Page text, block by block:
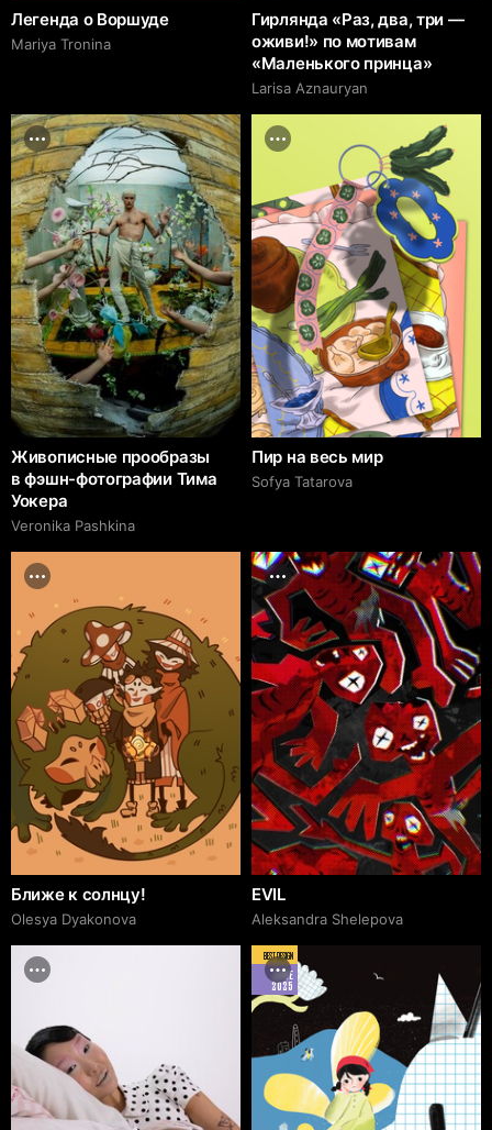
Легенда о Воршуде
Mariya Tronina
Гирлянда «Раз, два, три —
оживи!» по мотивам
«Маленького принца»
Larisa Aznauryan
Живописные прообразы
в фэшн-фотографии Тима
Уокера
Veronika Pashkina
Пир на весь мир
Sofya Tatarova
Ближе к солнцу!
Olesya Dyakonova
EVIL
Aleksandra Shelepova
BEST DESIGN
JUNE
2025